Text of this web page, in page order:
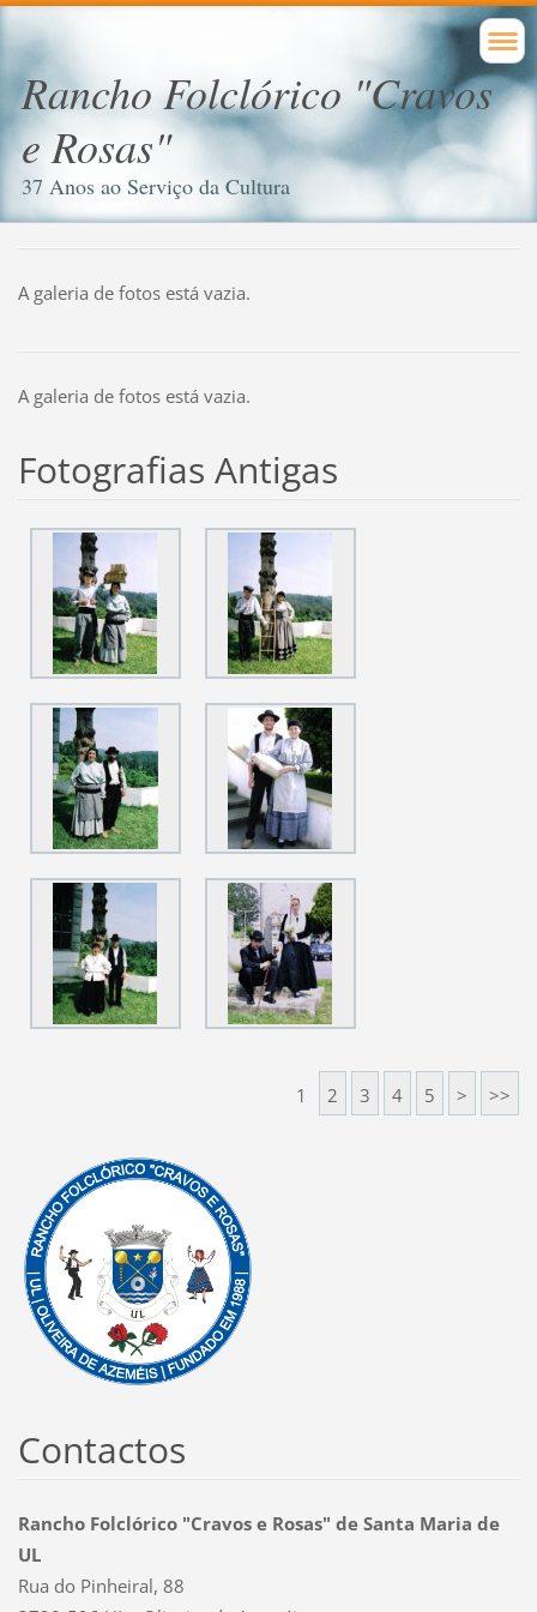
Rancho Folclórico "Cravos
e Rosas"
37 Anos ao Serviço da Cultura
A galeria de fotos está vazia.
A galeria de fotos está vazia.
Fotografias Antigas
1 2 3 4 5 > >>
Contactos
Rancho Folclórico "Cravos e Rosas" de Santa Maria de
UL
Rua do Pinheiral, 88